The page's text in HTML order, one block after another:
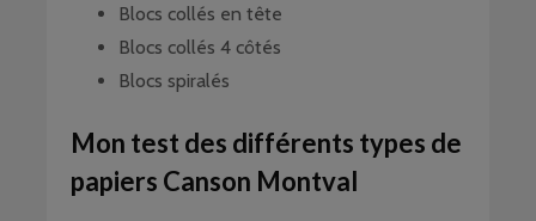
Blocs collés en tête
Blocs collés 4 côtés
Blocs spiralés
Mon test des différents types de
papiers Canson Montval